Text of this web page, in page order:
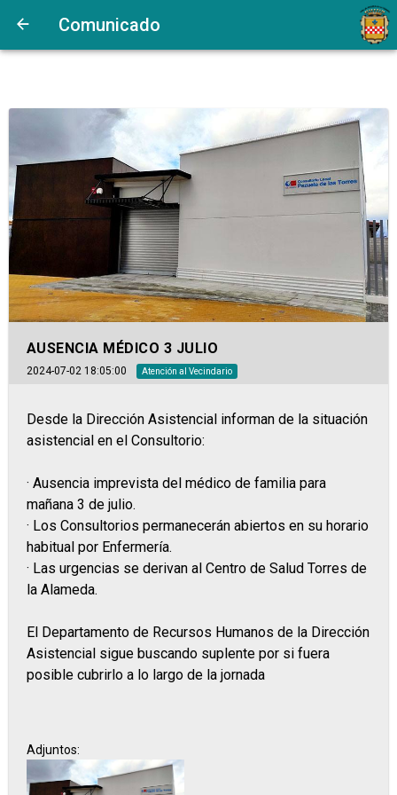
Comunicado
AUSENCIA MÉDICO 3 JULIO
2024-07-02 18:05:00 Atención al Vecindario
Desde la Dirección Asistencial informan de la situación
asistencial en el Consultorio:
· Ausencia imprevista del médico de familia para
mañana 3 de julio.
· Los Consultorios permanecerán abiertos en su horario
habitual por Enfermería.
· Las urgencias se derivan al Centro de Salud Torres de
la Alameda.
El Departamento de Recursos Humanos de la Dirección
Asistencial sigue buscando suplente por si fuera
posible cubrirlo a lo largo de la jornada
Adjuntos: